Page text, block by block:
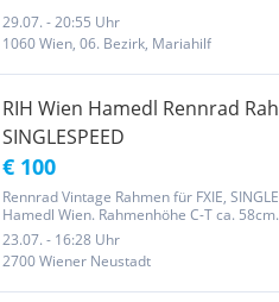
29.07. - 20:55 Uhr
1060 Wien, 06. Bezirk, Mariahilf
RIH Wien Hamedl Rennrad
SINGLESPEED
€ 100
Rennrad Vintage Rahmen für FXIE,
Hamedl Wien. Rahmenhöhe C-T ca.
Französisch (Metrisch 35x1),,
vermutlich einmal blau überlackiert und
Radsporthändler...
23.07. - 16:28 Uhr
2700 Wiener Neustadt